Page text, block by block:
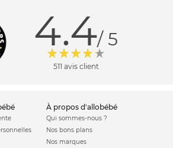
4.4/ 5
511 avis client
à propos d'allobébé
Qui sommes-nous ?
Nos bons plans
Nos marques